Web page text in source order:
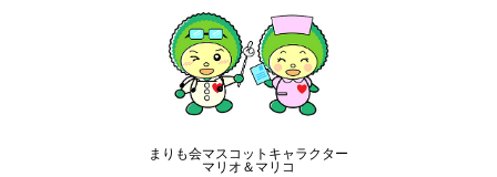
まりも会マスコットキャラクター
マリオ＆マリコ